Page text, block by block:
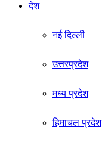
देश
नई दिल्ली
उत्तरप्रदेश
मध्य प्रदेश
हिमाचल प्रदेश